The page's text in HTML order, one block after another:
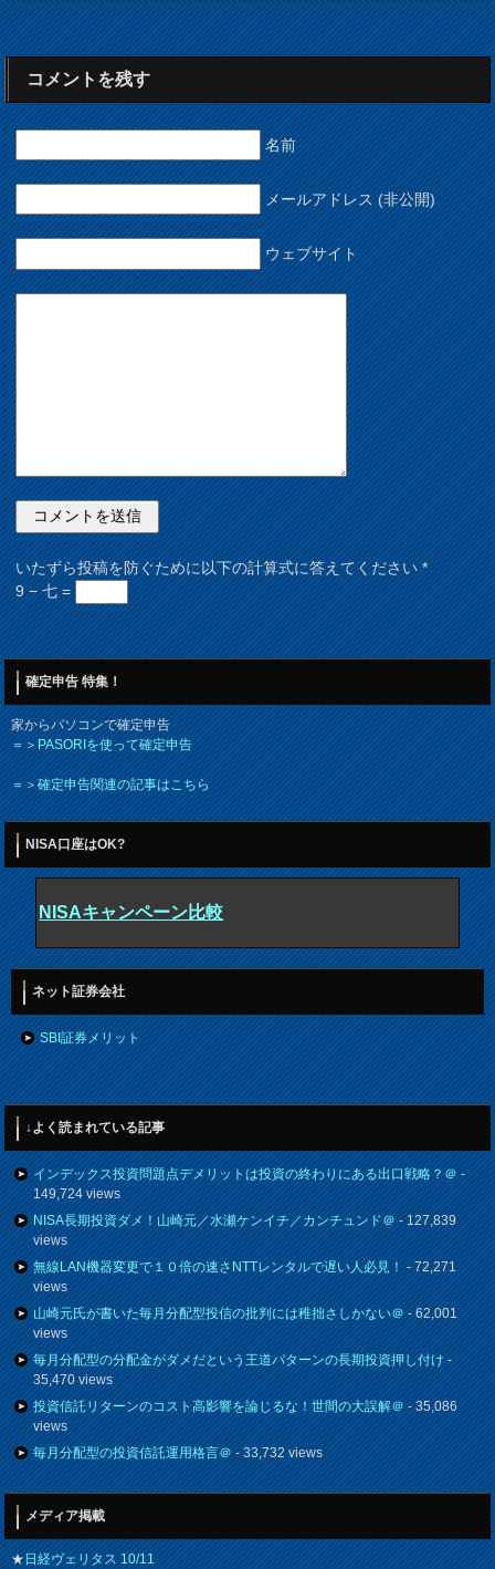
コメントを残す
名前
メールアドレス (非公開)
ウェブサイト
いたずら投稿を防ぐために以下の計算式に答えてください*
9 − 七 =
確定申告 特集！
家からパソコンで確定申告
＝＞PASORIを使って確定申告
＝＞確定申告関連の記事はこちら
NISA口座はOK?
NISAキャンペーン比較
ネット証券会社
SBI証券メリット
↓よく読まれている記事
インデックス投資問題点デメリットは投資の終わりにある出口戦略？＠-
149,724 views
NISA長期投資ダメ！山崎元／水瀬ケンイチ／カンチュンド＠- 127,839
views
無線LAN機器変更で１０倍の速さNTTレンタルで遅い人必見！- 72,271
views
山崎元氏が書いた毎月分配型投信の批判には稚拙さしかない＠- 62,001
views
毎月分配型の分配金がダメだという王道パターンの長期投資押し付け-
35,470 views
投資信託リターンのコスト高影響を論じるな！世間の大誤解＠- 35,086
views
毎月分配型の投資信託運用格言＠- 33,732 views
メディア掲載
★日経ヴェリタス 10/11